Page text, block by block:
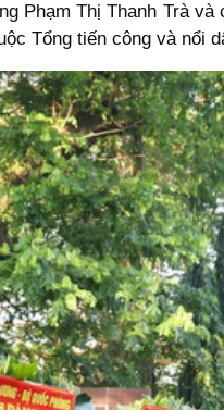
Phạm Thị Thanh Trà
Tổng tiến công và nổi